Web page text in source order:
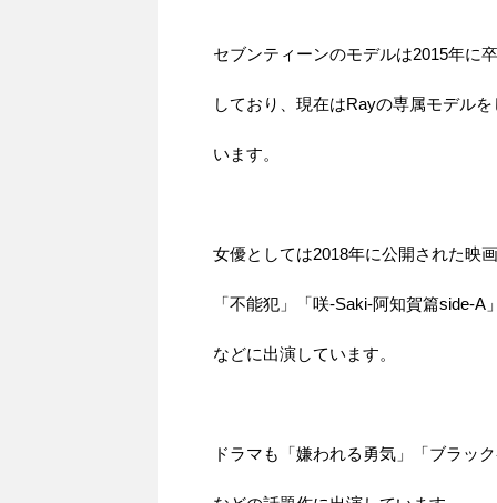
セブンティーンのモデルは2015年に
しており、現在はRayの専属モデルを
います。
女優としては2018年に公開された映画
「不能犯」「咲-Saki-阿知賀篇side-A」
などに出演しています。
ドラマも「嫌われる勇気」「ブラック